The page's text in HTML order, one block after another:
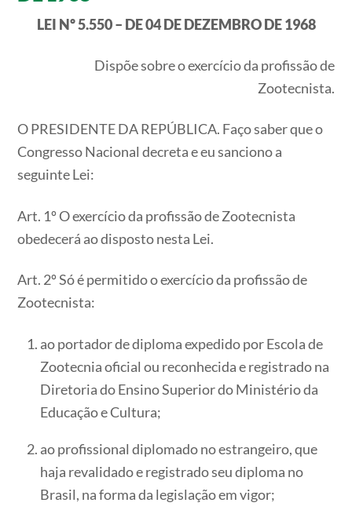
LEI Nº 5.550 – DE 04 DE DEZEMBRO DE 1968
Dispõe sobre o exercício da profissão de
Zootecnista.
O PRESIDENTE DA REPÚBLICA. Faço saber que o
Congresso Nacional decreta e eu sanciono a
seguinte Lei:
Art. 1º O exercício da profissão de Zootecnista
obedecerá ao disposto nesta Lei.
Art. 2º Só é permitido o exercício da profissão de
Zootecnista:
ao portador de diploma expedido por Escola de
Zootecnia oficial ou reconhecida e registrado na
Diretoria do Ensino Superior do Ministério da
Educação e Cultura;
ao profissional diplomado no estrangeiro, que
haja revalidado e registrado seu diploma no
Brasil, na forma da legislação em vigor;